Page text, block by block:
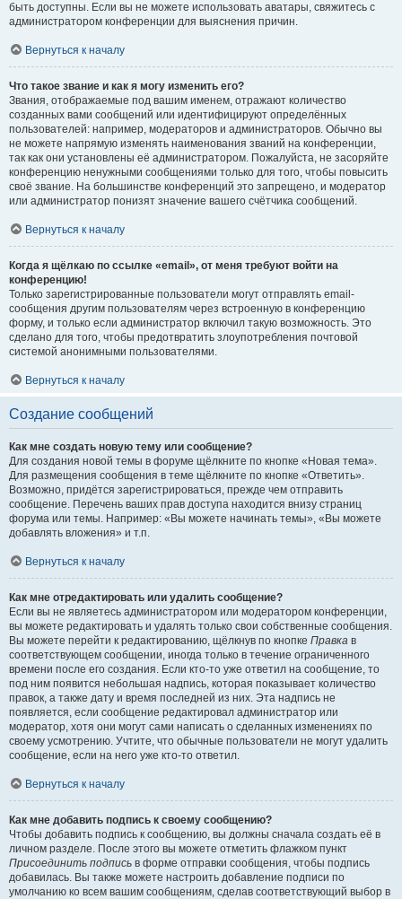
быть доступны. Если вы не можете использовать аватары, свяжитесь с
администратором конференции для выяснения причин.
Вернуться к началу
Что такое звание и как я могу изменить его?
Звания, отображаемые под вашим именем, отражают количество
созданных вами сообщений или идентифицируют определённых
пользователей: например, модераторов и администраторов. Обычно вы
не можете напрямую изменять наименования званий на конференции,
так как они установлены её администратором. Пожалуйста, не засоряйте
конференцию ненужными сообщениями только для того, чтобы повысить
своё звание. На большинстве конференций это запрещено, и модератор
или администратор понизят значение вашего счётчика сообщений.
Вернуться к началу
Когда я щёлкаю по ссылке «email», от меня требуют войти на
конференцию!
Только зарегистрированные пользователи могут отправлять email-
сообщения другим пользователям через встроенную в конференцию
форму, и только если администратор включил такую возможность. Это
сделано для того, чтобы предотвратить злоупотребления почтовой
системой анонимными пользователями.
Вернуться к началу
Создание сообщений
Как мне создать новую тему или сообщение?
Для создания новой темы в форуме щёлкните по кнопке «Новая тема».
Для размещения сообщения в теме щёлкните по кнопке «Ответить».
Возможно, придётся зарегистрироваться, прежде чем отправить
сообщение. Перечень ваших прав доступа находится внизу страниц
форума или темы. Например: «Вы можете начинать темы», «Вы можете
добавлять вложения» и т.п.
Вернуться к началу
Как мне отредактировать или удалить сообщение?
Если вы не являетесь администратором или модератором конференции,
вы можете редактировать и удалять только свои собственные сообщения.
Вы можете перейти к редактированию, щёлкнув по кнопке Правка в
соответствующем сообщении, иногда только в течение ограниченного
времени после его создания. Если кто-то уже ответил на сообщение, то
под ним появится небольшая надпись, которая показывает количество
правок, а также дату и время последней из них. Эта надпись не
появляется, если сообщение редактировал администратор или
модератор, хотя они могут сами написать о сделанных изменениях по
своему усмотрению. Учтите, что обычные пользователи не могут удалить
сообщение, если на него уже кто-то ответил.
Вернуться к началу
Как мне добавить подпись к своему сообщению?
Чтобы добавить подпись к сообщению, вы должны сначала создать её в
личном разделе. После этого вы можете отметить флажком пункт
Присоединить подпись в форме отправки сообщения, чтобы подпись
добавилась. Вы также можете настроить добавление подписи по
умолчанию ко всем вашим сообщениям, сделав соответствующий выбор в